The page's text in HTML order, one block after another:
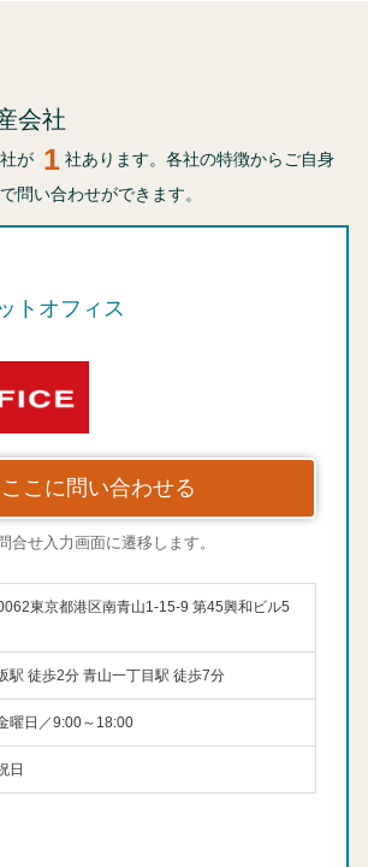
会社
が 1 社あります。各社の特徴からご自身
問い合わせができます。
トオフィス
ここに問い合わせる
合せ入力画面に遷移します。
東京都港区南青山1-15-9 第45興和ビル5
駅 徒歩2分 青山一丁目駅 徒歩7分
曜日／9:00～18:00
日